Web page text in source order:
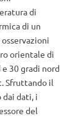
di
di un
orientale di
30 gradi nord
Sfruttando il
dati, i
del